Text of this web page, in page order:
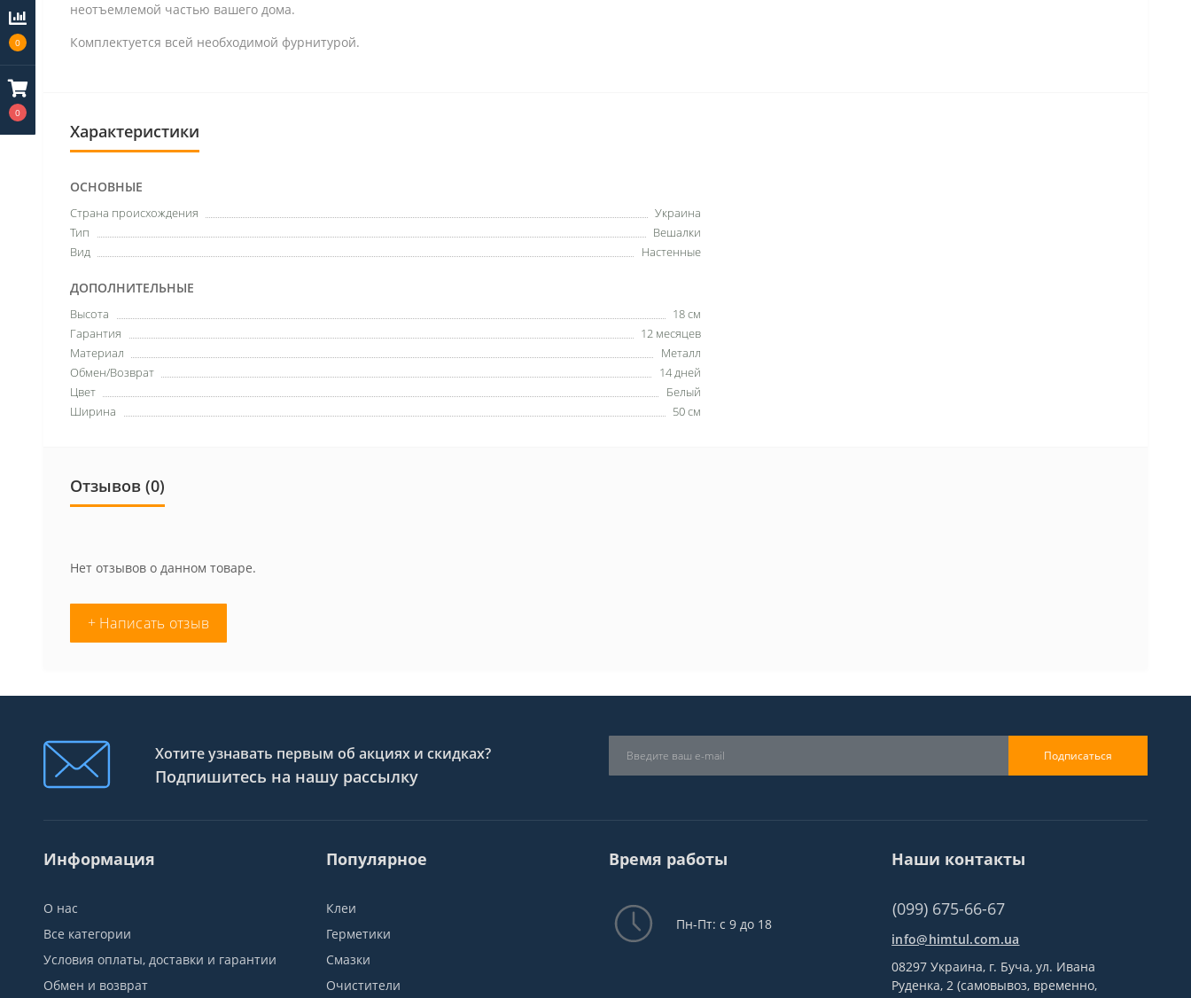
0
0
неотъемлемой частью вашего дома.
Комплектуется всей необходимой фурнитурой.
Характеристики
ОСНОВНЫЕ
Страна происхождения
Украина
Тип
Вешалки
Вид
Настенные
ДОПОЛНИТЕЛЬНЫЕ
Высота
18 см
Гарантия
12 месяцев
Материал
Металл
Обмен/Возврат
14 дней
Цвет
Белый
Ширина
50 см
Отзывов (0)
Нет отзывов о данном товаре.
+ Написать отзыв
Хотите узнавать первым об акциях и скидках?
Подпишитесь на нашу рассылку
Подписаться
Информация
О нас
Все категории
Условия оплаты, доставки и гарантии
Обмен и возврат
Популярное
Клеи
Герметики
Смазки
Очистители
Время работы
Пн-Пт: с 9 до 18
Наши контакты
(099) 675-66-67
info@himtul.com.ua
08297 Украина, г. Буча, ул. Ивана
Руденка, 2 (самовывоз, временно,